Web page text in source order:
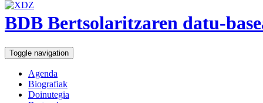
BDB Bertsolaritzaren datu-
Toggle navigation
Agenda
Biografiak
Doinutegia